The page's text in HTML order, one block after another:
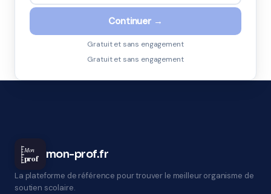
Continuer →
Gratuit et sans engagement
Gratuit et sans engagement
Mon
prof mon-prof.fr
La plateforme de référence pour trouver le meilleur organisme de
soutien scolaire.